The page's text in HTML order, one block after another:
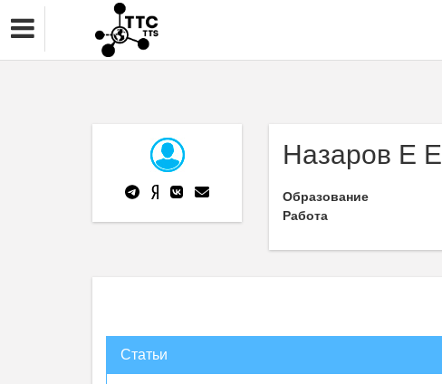
Назаров Е Е
Образование
Работа
Статьи